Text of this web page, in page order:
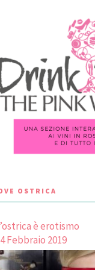
OSTRICA
è erotismo
Febbraio 2019